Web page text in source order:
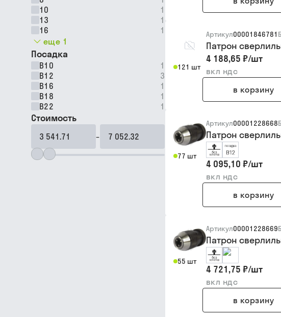
10
1
13
1
16
1
еще 1
Посадка
В10
1
В12
3
В16
1
В18
1
В22
1
Стоимость
–
121 шт
Артикул00001846781
Патрон
4 188,65 ₽/шт
вкл ндс
в корзину
77 шт
Артикул00001228668
Патрон
4 095,10 ₽/шт
вкл ндс
в корзину
55 шт
Артикул00001228669
Патрон
4 721,75 ₽/шт
вкл ндс
в корзину